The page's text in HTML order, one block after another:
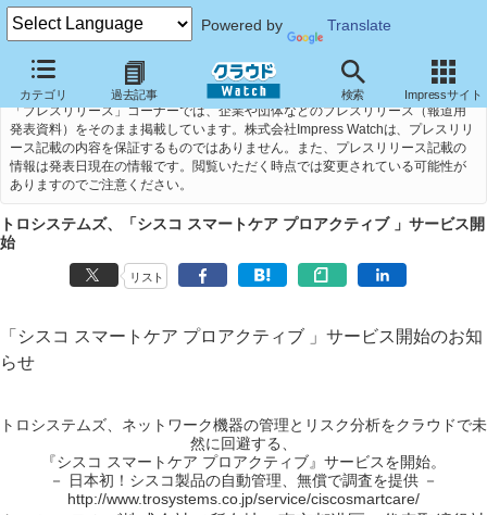
Powered by Translate
カテゴリ 過去記事 検索 Impressサイト
「プレスリリース」コーナーでは、企業や団体などのプレスリリース（報道用
発表資料）をそのまま掲載しています。株式会社Impress Watchは、プレスリリ
ース記載の内容を保証するものではありません。また、プレスリリース記載の
情報は発表日現在の情報です。閲覧いただく時点では変更されている可能性が
ありますのでご注意ください。
トロシステムズ、「シスコ スマートケア プロアクティブ 」サービス開
始
リスト
「シスコ スマートケア プロアクティブ 」サービス開始のお知
らせ
トロシステムズ、ネットワーク機器の管理とリスク分析をクラウドで未
然に回避する、
『シスコ スマートケア プロアクティブ』サービスを開始。
－ 日本初！シスコ製品の自動管理、無償で調査を提供 －
http://www.trosystems.co.jp/service/ciscosmartcare/